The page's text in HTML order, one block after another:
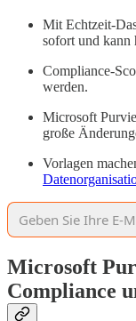
Mit Echtzeit-
sofort und kann
Compliance-
werden.
Microsoft
große
Vorlagen
Microsoft
Compliance